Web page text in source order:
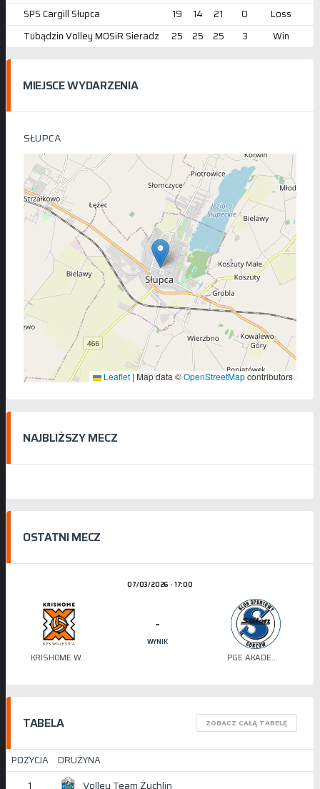
SPS Cargill Słupca
19 14 21 0
Loss
Tubądzin Volley MOSiR Sieradz
25 25 25 3 Win
MIEJSCE WYDARZENIA
SŁUPCA
Leaflet | Map data ©OpenStreetMapcontributors
NAJBLIŻSZY MECZ
OSTATNI MECZ
07/03/2026 - 17:00
KRISHOME WRZEŚNIA PGE AKADEMIA SIATKÓWKI STILON
-
WYNIK
TABELA ZOBACZ CAŁĄ TABELĘ
POZYCJA
DRUŻYNA
1
Volley Team Żychlin